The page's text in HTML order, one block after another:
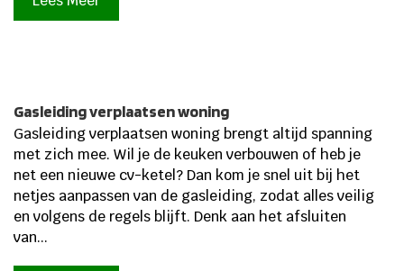
Gasleiding verplaatsen woning
Gasleiding verplaatsen woning brengt altijd spanning
met zich mee. Wil je de keuken verbouwen of heb je
net een nieuwe cv-ketel? Dan kom je snel uit bij het
netjes aanpassen van de gasleiding, zodat alles veilig
en volgens de regels blijft. Denk aan het afsluiten
van...